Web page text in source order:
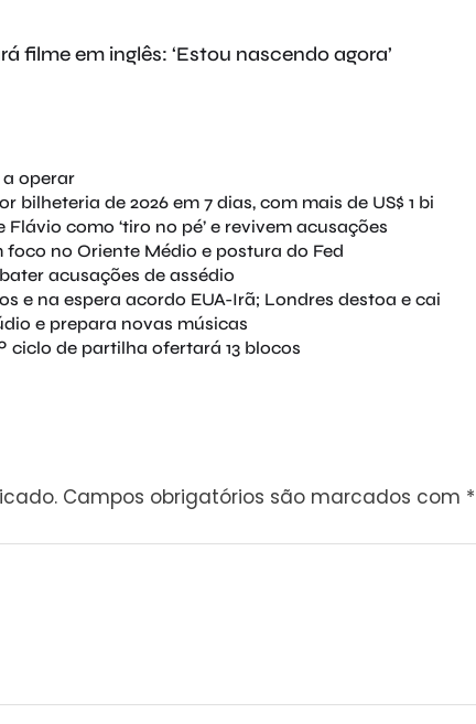
filme em inglês: ‘Estou nascendo agora’
a operar
bilheteria de 2026 em 7 dias, com mais de US$ 1 bi
como ‘tiro no pé’ e revivem acusações
no Oriente Médio e postura do Fed
acusações de assédio
e na espera acordo EUA-Irã; Londres destoa e cai
e prepara novas músicas
ciclo de partilha ofertará 13 blocos
Campos obrigatórios são marcados com *